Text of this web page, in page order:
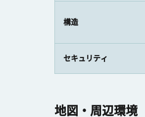
構造
セキュリティ
地図・周辺環境